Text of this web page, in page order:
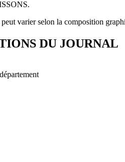
varier selon la composition
DU JOURNAL